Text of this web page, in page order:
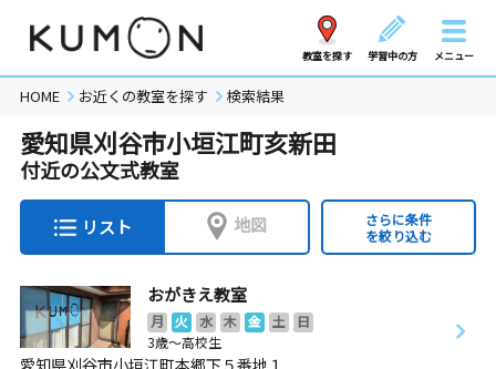
教室を探す 学習中の方 メニュー
HOME お近くの教室を探す 検索結果
愛知県刈谷市小垣江町亥新田
付近の公文式教室
リスト 地図
さらに条件
を絞り込む
おがきえ教室
月 火 水 木 金 土
日
3歳～高校生
愛知県刈谷市小垣江町本郷下５番地１